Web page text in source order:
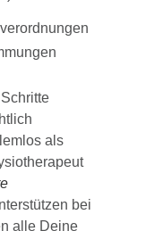
als
bei
alle Deine